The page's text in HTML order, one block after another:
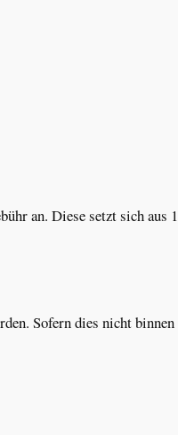
an. Diese setzt sich aus
Sofern dies nicht